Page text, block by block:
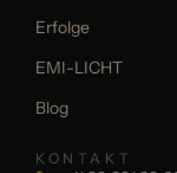
Erfolge
EMI-LICHT
Blog
KONTAKT